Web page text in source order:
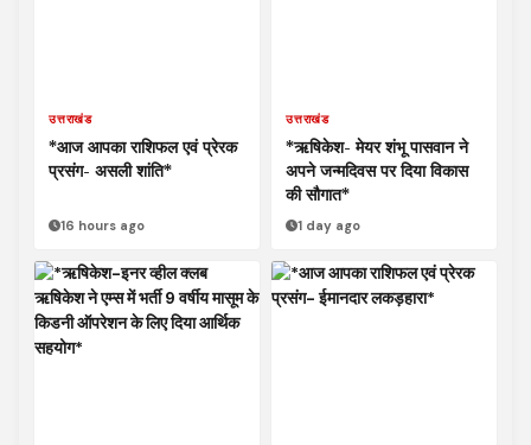
उत्तराखंड
*आज आपका राशिफल एवं प्रेरक
प्रसंग- असली शांति*
16 hours ago
उत्तराखंड
*ऋषिकेश- मेयर शंभू पासवान ने
अपने जन्मदिवस पर दिया विकास
की सौगात*
1 day ago